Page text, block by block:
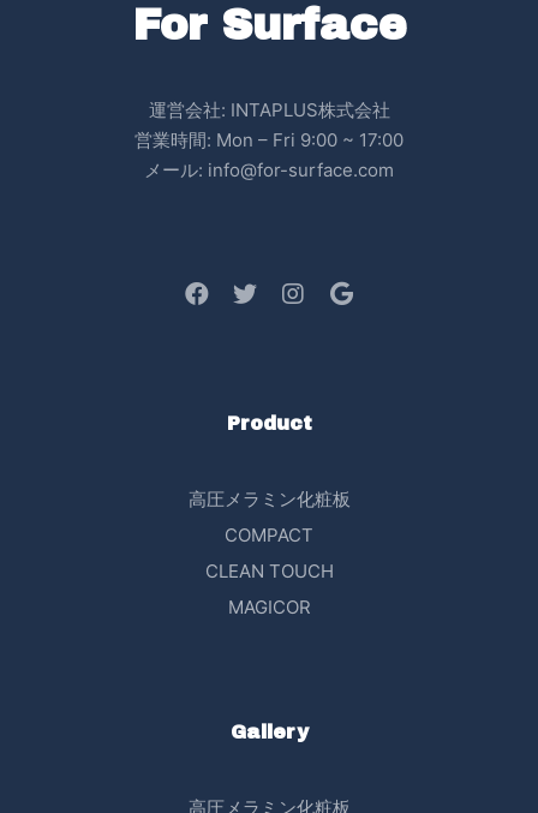
For Surface
運営会社: INTAPLUS株式会社
営業時間: Mon – Fri 9:00 ~ 17:00
メール: info@for-surface.com
Product
高圧メラミン化粧板
COMPACT
CLEAN TOUCH
MAGICOR
Gallery
高圧メラミン化粧板